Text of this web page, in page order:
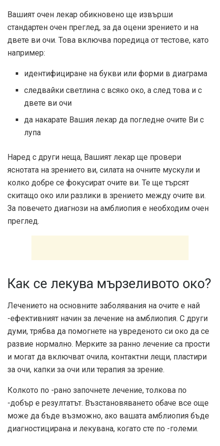
Вашият очен лекар обикновено ще извърши
стандартен очен преглед, за да оцени зрението и на
двете ви очи. Това включва поредица от тестове, като
например:
идентифициране на букви или форми в диаграма
следвайки светлина с всяко око, а след това и с
двете ви очи
да накарате Вашия лекар да погледне очите Ви с
лупа
Наред с други неща, Вашият лекар ще провери
яснотата на зрението ви, силата на очните мускули и
колко добре се фокусират очите ви. Те ще търсят
скитащо око или разлики в зрението между очите ви.
За повечето диагнози на амблиопия е необходим очен
преглед.
Как се лекува мързеливото око?
Лечението на основните заболявания на очите е най
-ефективният начин за лечение на амблиопия. С други
думи, трябва да помогнете на увреденото си око да се
развие нормално. Мерките за ранно лечение са прости
и могат да включват очила, контактни лещи, пластири
за очи, капки за очи или терапия за зрение.
Колкото по -рано започнете лечение, толкова по
-добър е резултатът. Възстановяването обаче все още
може да бъде възможно, ако вашата амблиопия бъде
диагностицирана и лекувана, когато сте по -големи.